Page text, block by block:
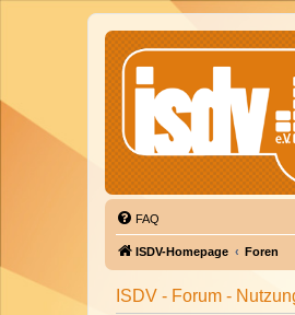
FAQ
ISDV-Homepage Foren
ISDV - Forum -